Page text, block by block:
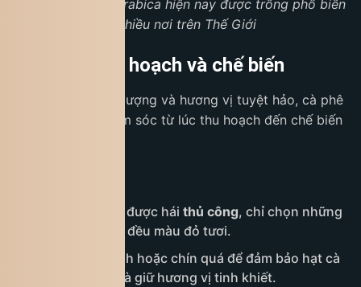
Các loại cà phê Arabica hiện nay được trồng phổ biến
ở nhiều nơi trên Thế Giới
Quy trình thu hoạch và chế biến
Để giữ được chất lượng và hương vị tuyệt hảo, cà phê
Arabica được chăm sóc từ lúc thu hoạch đến chế biến
Arabica thường được hái thủ công, chỉ chọn những
quả chín mọng, đều màu đỏ tươi.
Loại bỏ quả xanh hoặc chín quá để đảm bảo hạt cà
phê đồng đều và giữ hương vị tinh khiết.